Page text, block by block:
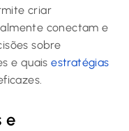
criar
conectam e
sobre
e quaisestratégias
e